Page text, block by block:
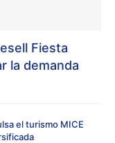
Fiesta
la demanda
el turismo MICE